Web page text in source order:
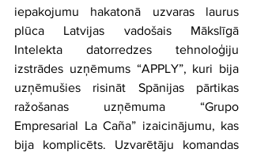
iepakojumu hakatonā uzvaras laurus
plūca Latvijas vadošais Mākslīgā
Intelekta datorredzes tehnoloģiju
izstrādes uzņēmums “APPLY”, kuri bija
uzņēmušies risināt Spānijas pārtikas
ražošanas uzņēmuma “Grupo
Empresarial La Caña” izaicinājumu, kas
bija komplicēts. Uzvarētāju komandas